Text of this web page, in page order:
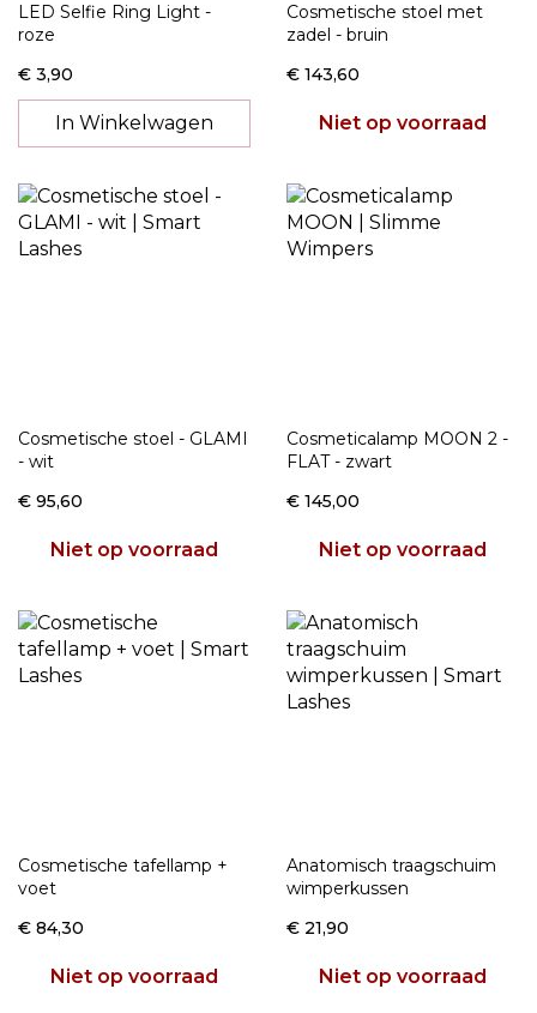
LED Selfie Ring Light -
roze
€ 3,90
In Winkelwagen
Cosmetische stoel met
zadel - bruin
€ 143,60
Niet op voorraad
Cosmetische stoel - GLAMI
- wit
€ 95,60
Niet op voorraad
Cosmeticalamp MOON 2 -
FLAT - zwart
€ 145,00
Niet op voorraad
Cosmetische tafellamp +
voet
€ 84,30
Niet op voorraad
Anatomisch traagschuim
wimperkussen
€ 21,90
Niet op voorraad